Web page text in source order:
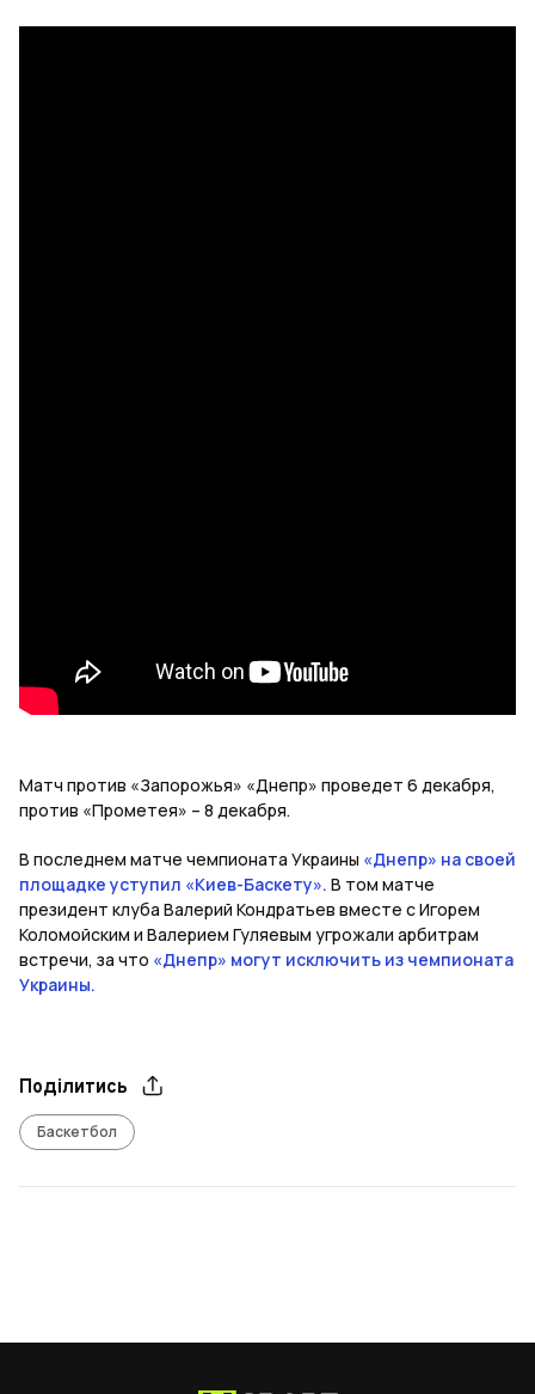
Матч против «Запорожья» «Днепр» проведет 6 декабря,
против «Прометея» – 8 декабря.
В последнем матче чемпионата Украины «Днепр» на своей
площадке уступил «Киев-Баскету». В том матче
президент клуба Валерий Кондратьев вместе с Игорем
Коломойским и Валерием Гуляевым угрожали арбитрам
встречи, за что «Днепр» могут исключить из чемпионата
Украины.
Поділитись
Баскетбол